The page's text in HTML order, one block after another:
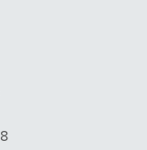
nødvendigvis om
at optimere og